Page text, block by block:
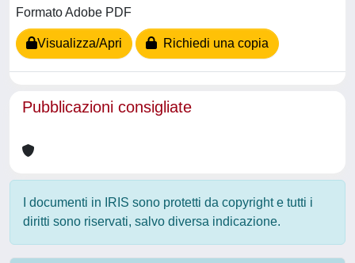
Formato Adobe PDF
Visualizza/Apri Richiedi una copia
Pubblicazioni consigliate
I documenti in IRIS sono protetti da copyright e tutti i
diritti sono riservati, salvo diversa indicazione.